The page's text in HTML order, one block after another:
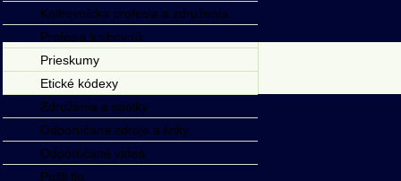
Knihovnícka profesia a združenia
Profesia knihovník
Prieskumy
Etické kódexy
Združenia a spolky
Odporúčané zdroje a linky
Odporúčané videá
Pošli tip